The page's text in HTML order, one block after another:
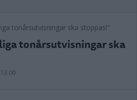
tonårsutvisningar ska